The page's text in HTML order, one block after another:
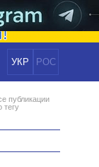
УКР РОС
публикации
тегу